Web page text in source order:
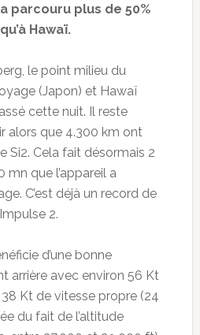
parcouru plus de 50%
Hawaï.
le point milieu du
(Japon) et Hawaï
cette nuit. Il reste
alors que 4.300 km ont
Si2. Cela fait désormais 2
mn que l’appareil a
C’est déjà un record de
2.
d’une bonne
arrière avec environ 56 Kt
Kt de vitesse propre (24
du fait de l’altitude